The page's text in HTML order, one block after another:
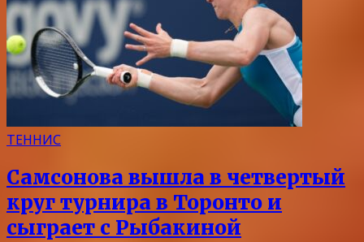
ТЕННИС
Самсонова вышла в четвертый
круг турнира в Торонто и
сыграет с Рыбакиной